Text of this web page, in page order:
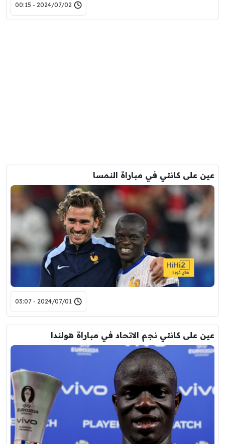
2024/07/02 - 00:15
عين على كانتي في مباراة النمسا
2024/07/01 - 03:07
عين على كانتي نجم الاتحاد في مباراة هولندا